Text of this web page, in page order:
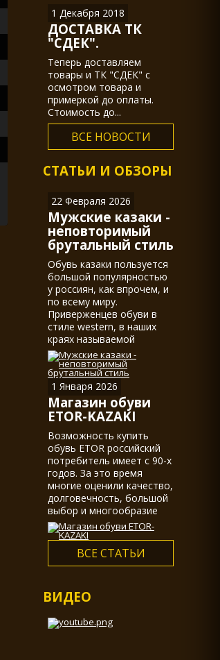
1 Декабря 2018
ДОСТАВКА ТК
"СДЕК".
Теперь доставляем
товары и ТК "СДЕК" с
осмотром товара и
примеркой до оплаты.
Стоимость до...
ВСЕ НОВОСТИ
СТАТЬИ И ОБЗОРЫ
22 Февраля 2026
Мужские казаки -
неповторимый
брутальный стиль
Обувь казаки пользуется
большой популярностью
у россиян, как впрочем, и
по всему миру.
Приверженцев обуви в
стиле western, в наших
краях называемой
казаками, действительно
не мало.
1 Января 2026
Магазин обуви
ETOR-KAZAKI
Возможность купить
обувь ETOR российский
потребитель имеет с 90-х
годов. За это время
многие оценили качество,
долговечность, большой
выбор и многообразие
ассортимента...
ВСЕ СТАТЬИ
ВИДЕО